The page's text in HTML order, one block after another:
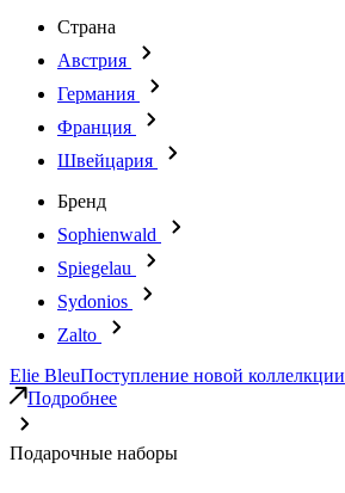
Страна
Австрия
Германия
Франция
Швейцария
Бренд
Sophienwald
Spiegelau
Sydonios
Zalto
Elie BleuПоступление новой коллелкции
Подробнее
Подарочные наборы